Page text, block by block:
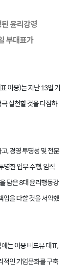
윤리강령
부대표가
이웅)는 지난13일 기
실천할 것을 다짐하
,경영 투명성 및 전문
명한 업무 수행,임직
담은8대 윤리행동강
임을 다할 것을 서약했
는 이웅 버드뷰 대표,
적인 기업문화를 구축